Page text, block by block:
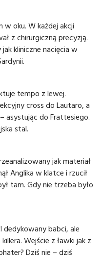
oku. W każdej akcji
z chirurgiczną precyzją.
kliniczne nacięcia w
tempo z lewej.
cross do Lautaro, a
asystując do Frattesiego.
stal.
jak materiał
Anglika w klatce i rzucił
tam. Gdy nie trzeba było
dedykowany babci, ale
Wejście z ławki jak z
Dziś nie – dziś